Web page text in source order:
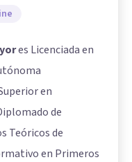
es Licenciada en
en
de
Teóricos de
en Primeros